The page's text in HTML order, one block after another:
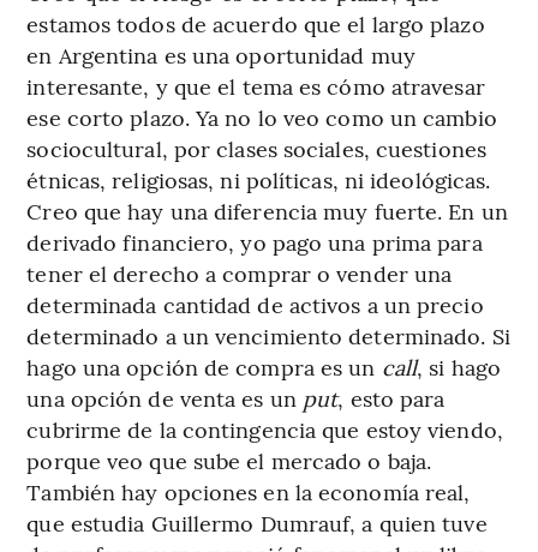
estamos todos de acuerdo que el largo plazo
en Argentina es una oportunidad muy
interesante, y que el tema es cómo atravesar
ese corto plazo. Ya no lo veo como un cambio
sociocultural, por clases sociales, cuestiones
étnicas, religiosas, ni políticas, ni ideológicas.
Creo que hay una diferencia muy fuerte. En un
derivado financiero, yo pago una prima para
tener el derecho a comprar o vender una
determinada cantidad de activos a un precio
determinado a un vencimiento determinado. Si
hago una opción de compra es un call, si hago
una opción de venta es un put, esto para
cubrirme de la contingencia que estoy viendo,
porque veo que sube el mercado o baja.
También hay opciones en la economía real,
que estudia Guillermo Dumrauf, a quien tuve